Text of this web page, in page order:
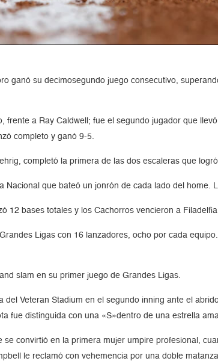
ganó su decimosegundo juego consecutivo,
frente a Ray Caldwell; fue el segundo jugador que
completo y ganó 9-5.
completó la primera de las dos escaleras que
que bateó un jonrón de cada lado del home.
12 bases totales y los Cachorros vencieron a Filadelfia
Ligas con 16 lanzadores, ocho por cada
slam en su primer juego de Grandes Ligas.
Veteran Stadium en el segundo inning ante el
fue distinguida con una «S»dentro de una estrella
convirtió en la primera mujer umpire profesional,
le reclamó con vehemencia por una doble